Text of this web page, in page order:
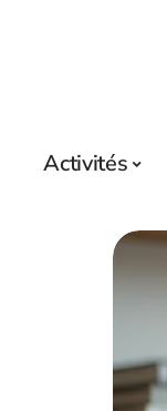
Activités